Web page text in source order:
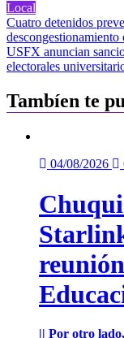
Local
Navegación
de
entradas
Cuatro detenidos
USFX anuncian
electorales
Tambíen te
04/08/2026
|| Por otro